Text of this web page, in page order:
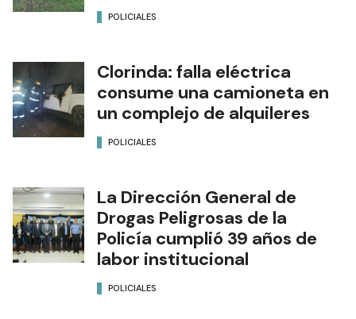
POLICIALES
Clorinda: falla eléctrica
consume una camioneta en
un complejo de alquileres
POLICIALES
La Dirección General de
Drogas Peligrosas de la
Policía cumplió 39 años de
labor institucional
POLICIALES